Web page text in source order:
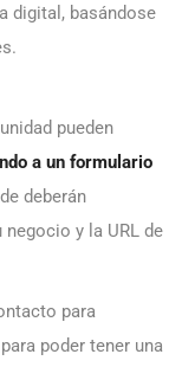
digital, basándose
pueden
a un formulario
deberán
y la URL de
para
poder tener una